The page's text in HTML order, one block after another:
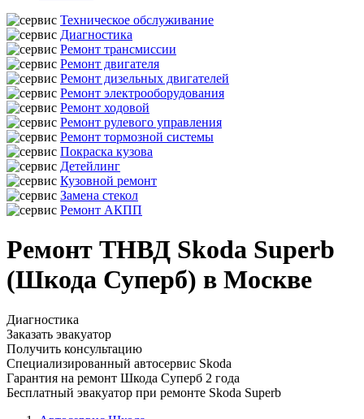
Техническое обслуживание
Диагностика
Ремонт трансмиссии
Ремонт двигателя
Ремонт дизельных двигателей
Ремонт электрооборудования
Ремонт ходовой
Ремонт рулевого управления
Ремонт тормозной системы
Покраска кузова
Детейлинг
Кузовной ремонт
Замена стекол
Ремонт АКПП
Ремонт ТНВД Skoda Superb
(Шкода Суперб) в Москве
Диагностика
Заказать эвакуатор
Получить консультацию
Специализированный автосервис Skoda
Гарантия на ремонт Шкода Суперб 2 года
Бесплатный эвакуатор при ремонте Skoda Superb